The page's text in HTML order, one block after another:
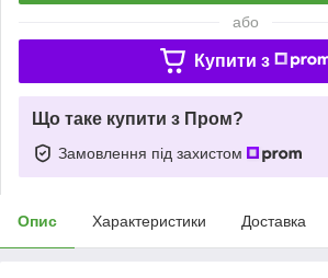
або
Купити з
Що таке купити з Пром?
Замовлення під захистом
Опис Характеристики Доставка